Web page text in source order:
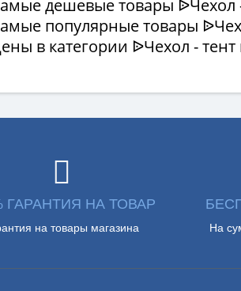
дешевые товары ᐉЧехол
популярные товары
в категории ᐉЧехол -
ГАРАНТИЯ НА ТОВАР
на товары магазина На